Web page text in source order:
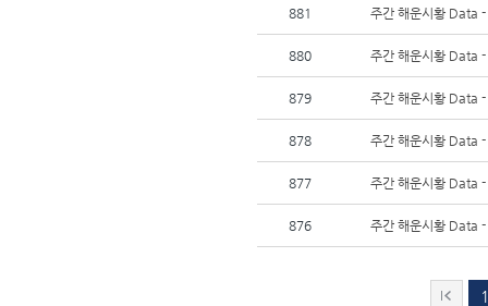
881 주간 해운시황 Data
880 주간 해운시황 Data
879 주간 해운시황 Data
878 주간 해운시황 Data
877 주간 해운시황 Data
876 주간 해운시황 Data
1